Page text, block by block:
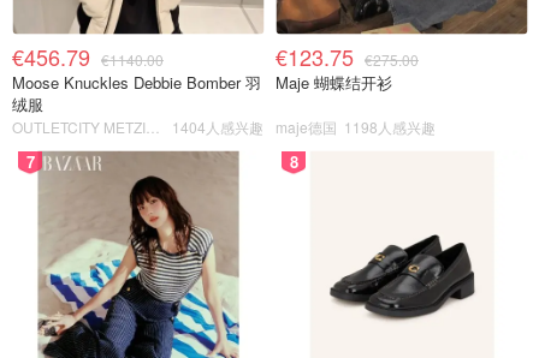
€456.79 €1140.00
Moose Knuckles Debbie Bomber 羽
绒服
1404人感兴趣
€123.75 €275.00
Maje 蝴蝶结开衫
maje德国 1198人感兴趣
7 8